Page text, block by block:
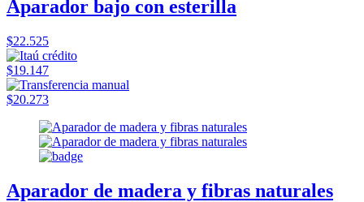
Aparador bajo con esterilla
$22.525
$19.147
$20.273
Aparador de madera y fibras naturales